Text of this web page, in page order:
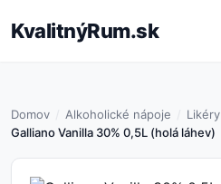
KvalitnýRum.sk
Domov Alkoholické nápoje
Likéry
Galliano Vanilla 30% 0,5L (holá láhev)